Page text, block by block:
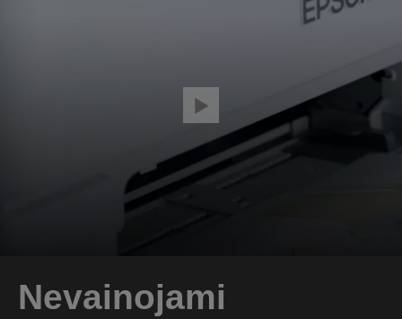
Nevainojami